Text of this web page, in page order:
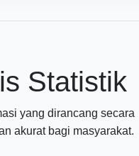
Statistik
yang dirancang secara
akurat bagi masyarakat.